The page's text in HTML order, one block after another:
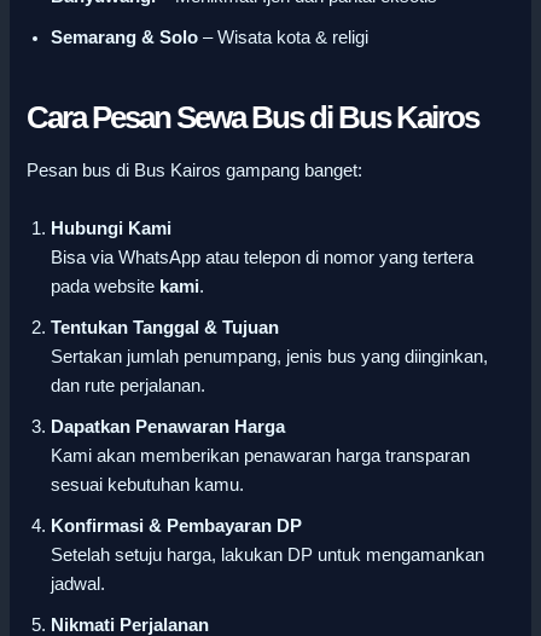
Semarang & Solo – Wisata kota & religi
Cara Pesan Sewa Bus di Bus Kairos
Pesan bus di Bus Kairos gampang banget:
Hubungi Kami
Bisa via WhatsApp atau telepon di nomor yang tertera
pada website kami.
Tentukan Tanggal & Tujuan
Sertakan jumlah penumpang, jenis bus yang diinginkan,
dan rute perjalanan.
Dapatkan Penawaran Harga
Kami akan memberikan penawaran harga transparan
sesuai kebutuhan kamu.
Konfirmasi & Pembayaran DP
Setelah setuju harga, lakukan DP untuk mengamankan
jadwal.
Nikmati Perjalanan